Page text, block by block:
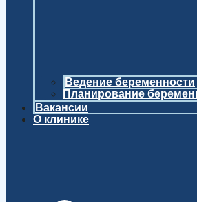
Ведение беременности
Планирование
Вакансии
О клинике